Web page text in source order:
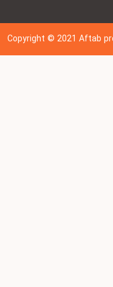
Copyright © 202 1Aftab